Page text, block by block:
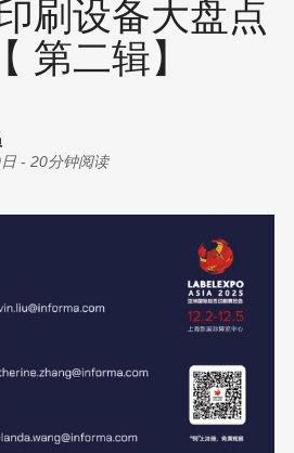
刷设备大盘点
第二辑】
- 20分钟阅读